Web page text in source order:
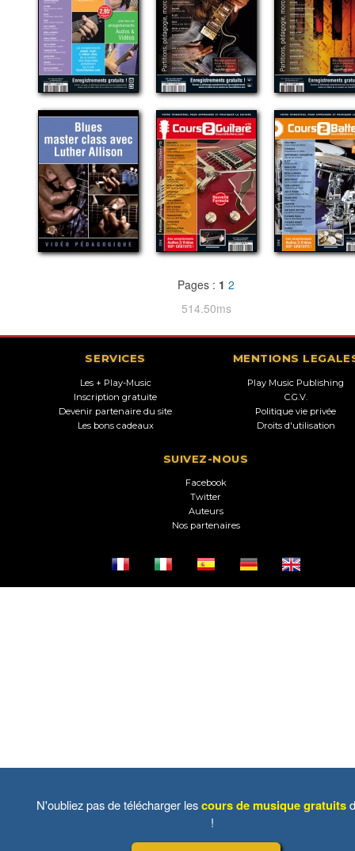
Pages : 1 2
514.50ms
SERVICES
Les + Play-Music
Inscription gratuite
Devenir partenaire du site
Les bons cadeaux
MENTIONS
Play Music Publishing
C.G.V.
Politique vie privée
Droits d'utilisation
SUIVEZ-NOUS
Facebook
Twitter
Auteurs
Nos partenaires
N'oubliez pas de télécharger lescours de musique gratuits
!